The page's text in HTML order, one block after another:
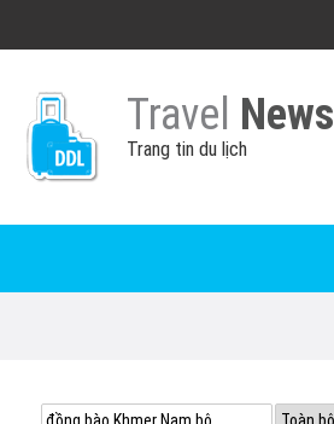
Travel News
Trang tin du lịch